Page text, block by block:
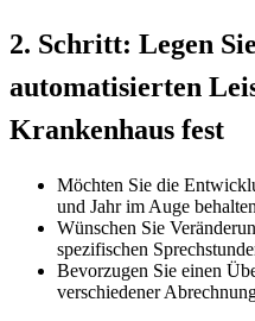
2. Schritt: Legen
automatisierten
Krankenhaus fest
Möchten Sie die
und Jahr im Auge
Wünschen Sie
spezifischen
Bevorzugen Sie einen
verschiedener